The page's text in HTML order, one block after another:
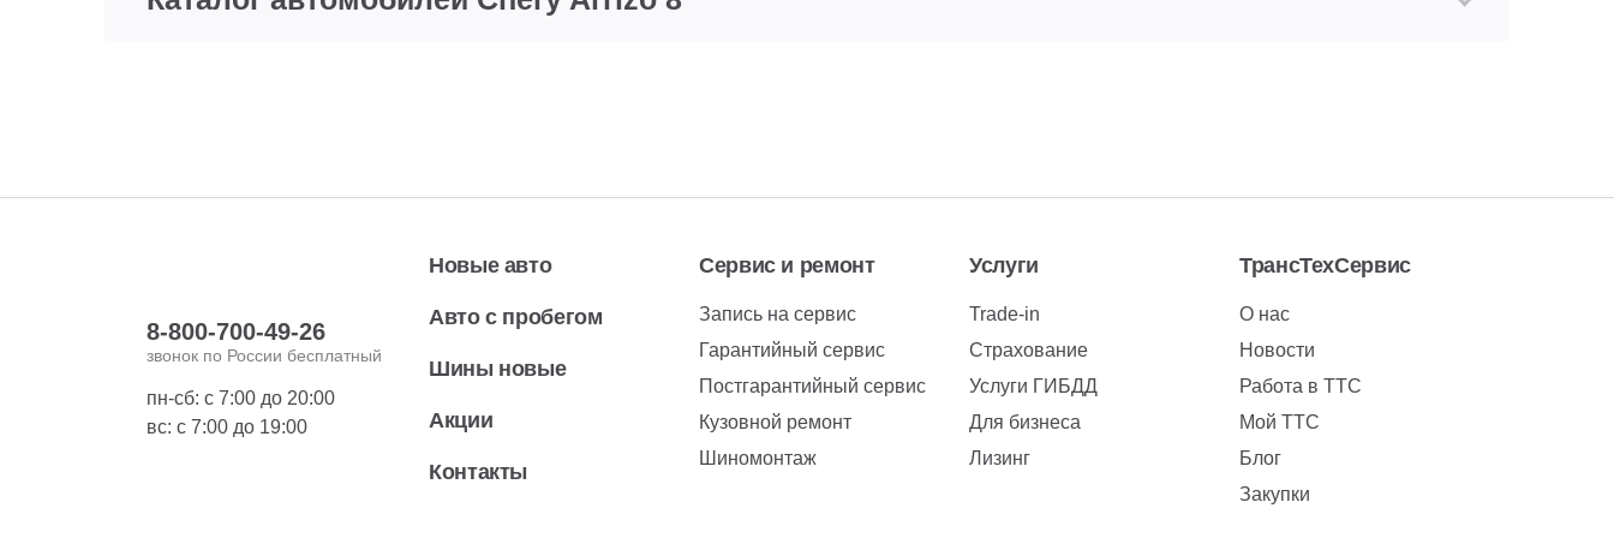
8-800-700-49-26
звонок по России бесплатный
пн-сб: с 7:00 до 20:00
вс: с 7:00 до 19:00
Новые авто
Авто с пробегом
Шины новые
Акции
Контакты
Сервис и ремонт
Запись на сервис
Гарантийный сервис
Постгарантийный сервис
Кузовной ремонт
Шиномонтаж
Услуги
Trade-in
Страхование
Услуги ГИБДД
Для бизнеса
Лизинг
ТрансТехСервис
О нас
Новости
Работа в ТТС
Мой ТТС
Блог
Закупки